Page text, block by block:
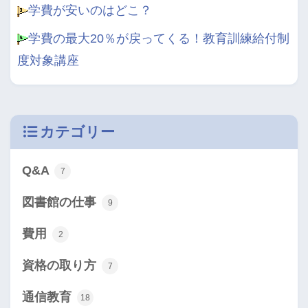
学費が安いのはどこ？
学費の最大20％が戻ってくる！教育訓練給付制
度対象講座
カテゴリー
Q&A 7
図書館の仕事 9
費用 2
資格の取り方 7
通信教育 18